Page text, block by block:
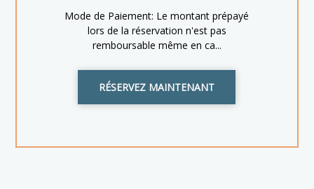
Mode de Paiement: Le montant prépayé
lors de la réservation n'est pas
remboursable même en ca...
RÉSERVEZ MAINTENANT